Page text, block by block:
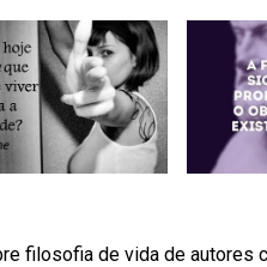
filosofia de vida de autores